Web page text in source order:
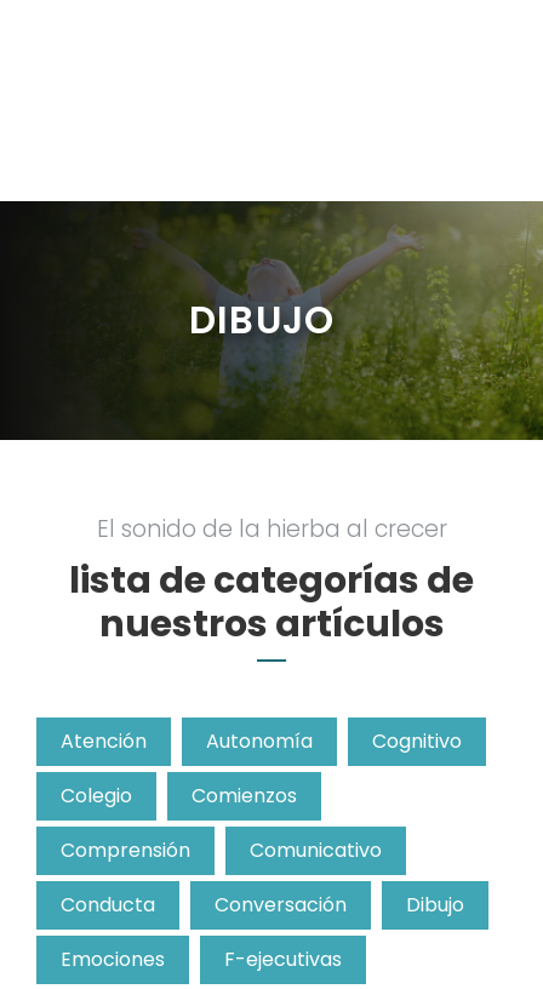
DIBUJO
El sonido de la hierba al crecer
lista de categorías de
nuestros artículos
Atención Autonomía
Cognitivo
Colegio
Comienzos
Comprensión
Comunicativo
Conducta
Conversación
Dibujo
Emociones
F-ejecutivas